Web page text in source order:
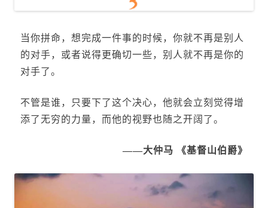
当你拼命，想完成一件事的时候，你就不再是别人
的对手，或者说得更确切一些，别人就不再是你的
对手了。
不管是谁，只要下了这个决心，他就会立刻觉得增
添了无穷的力量，而他的视野也随之开阔了。
——大仲马 《基督山伯爵》